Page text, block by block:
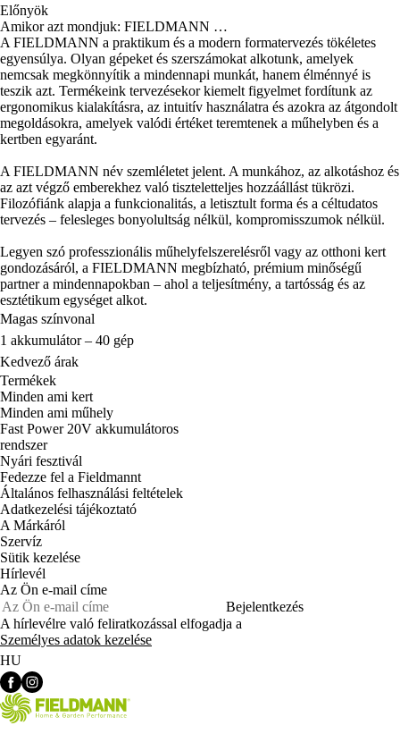
Előnyök
Amikor azt mondjuk: FIELDMANN …
A FIELDMANN a praktikum és a modern formatervezés tökéletes
egyensúlya. Olyan gépeket és szerszámokat alkotunk, amelyek
nemcsak megkönnyítik a mindennapi munkát, hanem élménnyé is
teszik azt. Termékeink tervezésekor kiemelt figyelmet fordítunk az
ergonomikus kialakításra, az intuitív használatra és azokra az átgondolt
megoldásokra, amelyek valódi értéket teremtenek a műhelyben és a
kertben egyaránt.
A FIELDMANN név szemléletet jelent. A munkához, az alkotáshoz és
az azt végző emberekhez való tiszteletteljes hozzáállást tükrözi.
Filozófiánk alapja a funkcionalitás, a letisztult forma és a céltudatos
tervezés – felesleges bonyolultság nélkül, kompromisszumok nélkül.
Legyen szó professzionális műhelyfelszerelésről vagy az otthoni kert
gondozásáról, a FIELDMANN megbízható, prémium minőségű
partner a mindennapokban – ahol a teljesítmény, a tartósság és az
esztétikum egységet alkot.
Magas színvonal
1 akkumulátor – 40 gép
Kedvező árak
Termékek
Minden ami kert
Minden ami műhely
Fast Power 20V akkumulátoros
rendszer
Nyári fesztivál
Fedezze fel a Fieldmannt
Általános felhasználási feltételek
Adatkezelési tájékoztató
A Márkáról
Szervíz
Sütik kezelése
Hírlevél
Az Ön e-mail címe
Bejelentkezés
A hírlevélre való feliratkozással elfogadja a
Személyes adatok kezelése
HU